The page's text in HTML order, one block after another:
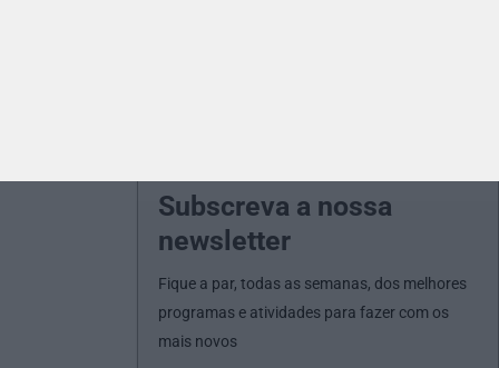
Subscreva a nossa
newsletter
Fique a par, todas as semanas, dos melhores
programas e atividades para fazer com os
mais novos